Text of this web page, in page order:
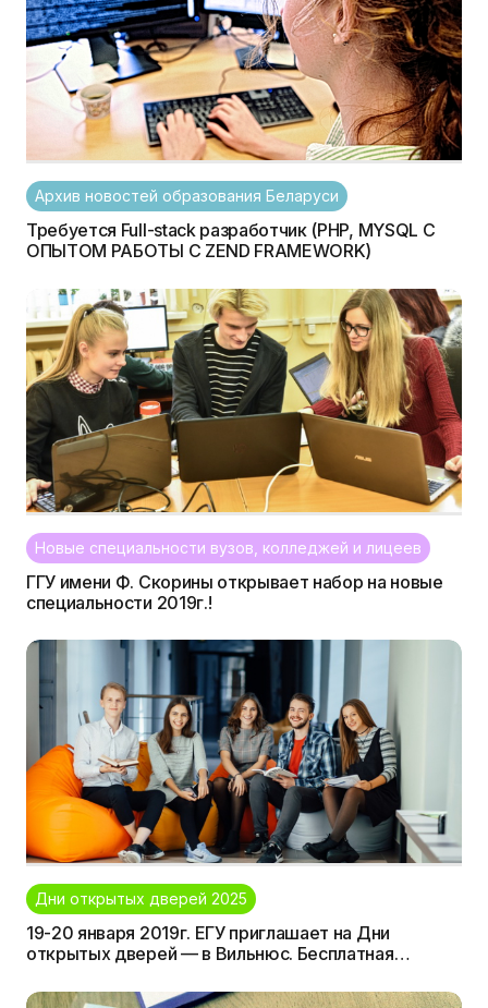
Архив новостей образования Беларуси
Требуется Full-stack разработчик (PHP, MYSQL С
ОПЫТОМ РАБОТЫ С ZEND FRAMEWORK)
Новые специальности вузов, колледжей и лицеев
ГГУ имени Ф. Скорины открывает набор на новые
специальности 2019г.!
Дни открытых дверей 2025
19-20 января 2019г. ЕГУ приглашает на Дни
открытых дверей — в Вильнюс. Бесплатная
регистрации до 18 ноября!